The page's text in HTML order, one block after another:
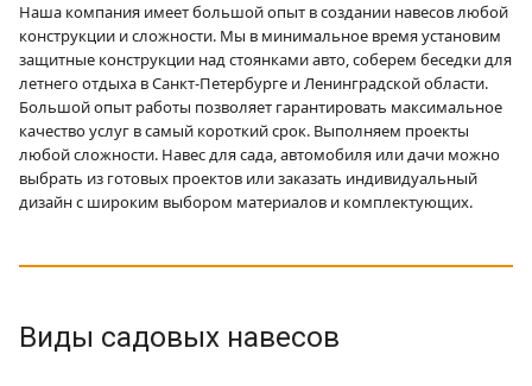
Наша компания имеет большой опыт в создании навесов любой
конструкции и сложности. Мы в минимальное время установим
защитные конструкции над стоянками авто, соберем беседки для
летнего отдыха в Санкт-Петербурге и Ленинградской области.
Большой опыт работы позволяет гарантировать максимальное
качество услуг в самый короткий срок. Выполняем проекты
любой сложности. Навес для сада, автомобиля или дачи можно
выбрать из готовых проектов или заказать индивидуальный
дизайн с широким выбором материалов и комплектующих.
Виды садовых навесов